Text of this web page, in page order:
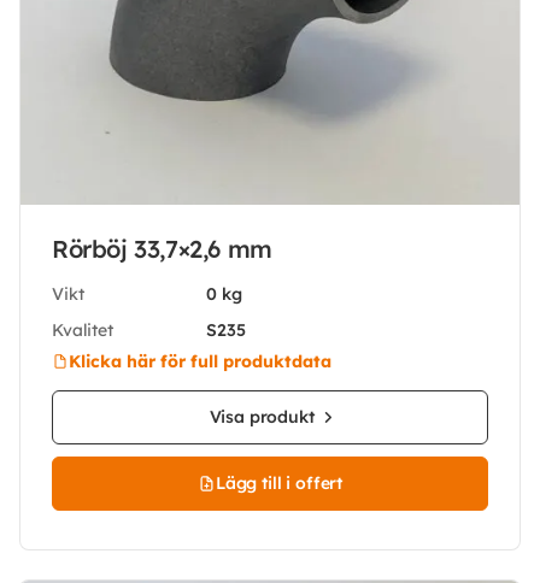
Rörböj 33,7×2,6 mm
Vikt
0 kg
Kvalitet
S235
Klicka här för full produktdata
Visa produkt
Lägg till i offert